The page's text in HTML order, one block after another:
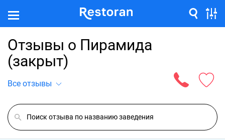
Отзывы о Пирамида
(закрыт)
Все отзывы